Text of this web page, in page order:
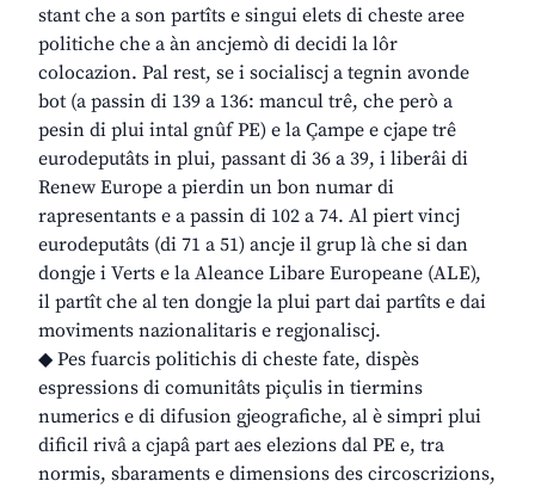
stant che a son partîts e singui elets di cheste aree
politiche che a àn ancjemò di decidi la lôr
colocazion. Pal rest, se i socialiscj a tegnin avonde
bot (a passin di 139 a 136: mancul trê, che però a
pesin di plui intal gnûf PE) e la Çampe e cjape trê
eurodeputâts in plui, passant di 36 a 39, i liberâi di
Renew Europe a pierdin un bon numar di
rapresentants e a passin di 102 a 74. Al piert vincj
eurodeputâts (di 71 a 51) ancje il grup là che si dan
dongje i Verts e la Aleance Libare Europeane (ALE),
il partît che al ten dongje la plui part dai partîts e dai
moviments nazionalitaris e regjonaliscj.
◆ Pes fuarcis politichis di cheste fate, dispès
espressions di comunitâts piçulis in tiermins
numerics e di difusion gjeografiche, al è simpri plui
dificil rivâ a cjapâ part aes elezions dal PE e, tra
normis, sbaraments e dimensions des circoscrizions,